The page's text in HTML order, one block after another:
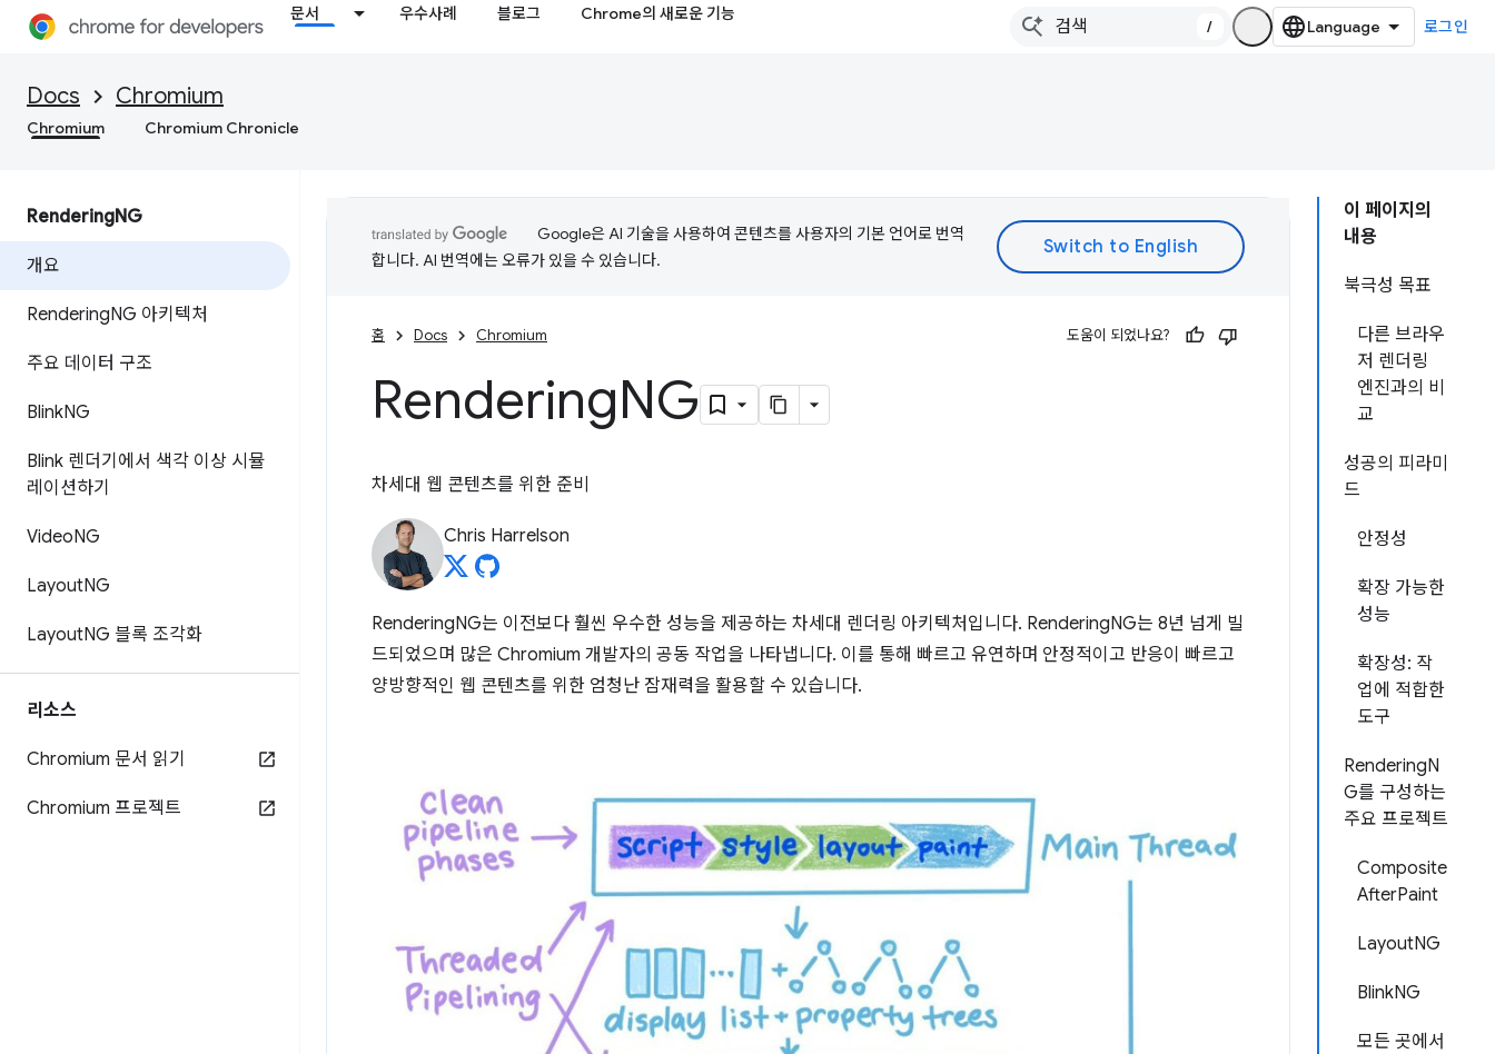
문서 우수사례 블로그 Chrome의 새로운 기능
/ 로그인
Docs Chromium
Chromium Chromium Chronicle
RenderingNG
개요
RenderingNG 아키텍처
주요 데이터 구조
BlinkNG
Blink 렌더기에서 색각 이상 시뮬
레이션하기
VideoNG
LayoutNG
LayoutNG 블록 조각화
리소스
Chromium 문서 읽기
Chromium 프로젝트
이 페이지의
내용
북극성 목표
다른 브라우
저 렌더링
엔진과의 비
교
성공의 피라미
드
안정성
확장 가능한
성능
확장성: 작
업에 적합한
도구
RenderingN
G를 구성하는
주요 프로젝트
Composite
AfterPaint
LayoutNG
BlinkNG
모든 곳에서
Google은 AI 기술을 사용하여 콘텐츠를 사용자의 기본 언어로 번역
합니다. AI 번역에는 오류가 있을 수 있습니다.
홈 Docs Chromium 도움이 되었나요?
RenderingNG
차세대 웹 콘텐츠를 위한 준비
Chris Harrelson
RenderingNG는 이전보다 훨씬 우수한 성능을 제공하는 차세대 렌더링 아키텍처입니다. RenderingNG는 8년 넘게 빌
드되었으며 많은 Chromium 개발자의 공동 작업을 나타냅니다. 이를 통해 빠르고 유연하며 안정적이고 반응이 빠르고
양방향적인 웹 콘텐츠를 위한 엄청난 잠재력을 활용할 수 있습니다.